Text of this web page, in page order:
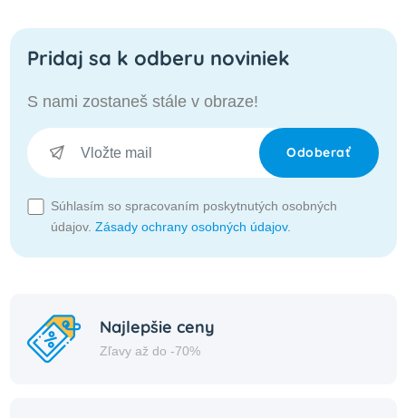
Pridaj sa k odberu noviniek
S nami zostaneš stále v obraze!
Odoberať
Súhlasím so spracovaním poskytnutých osobných
údajov. Zásady ochrany osobných údajov.
Najlepšie ceny
Zľavy až do -70%